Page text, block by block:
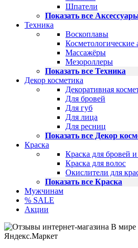
Шпатели
Показать все
Техника
Воскоплавы
Косметологические
Массажёры
Мезороллеры
Показать все Техника
Декор косметика
Декоративная
Для бровей
Для губ
Для лица
Для ресниц
Показать все Декор
Краска
Краска для бровей
Краска для волос
Окислители для
Показать все Краска
Мужчинам
% SALE
Акции